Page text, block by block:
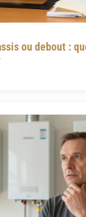
ou debout :